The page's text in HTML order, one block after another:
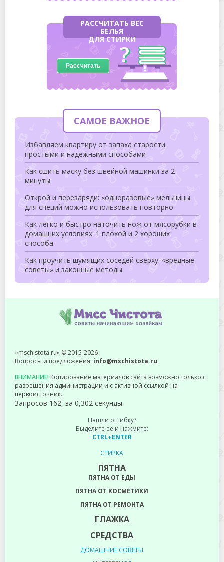
РАССЧИТАТЬ ВЕС
БЕЛЬЯ
ДЛЯ СТИРКИ
Рассчитать
САМОЕ ВАЖНОЕ
Избавляем квартиру от запаха старости
простыми и надежными способами
Как сшить маску без швейной машинки за 2
минуты
Открой и перезаряди: «одноразовые» мельницы
для специй можно использовать повторно
Как легко и быстро наточить нож от мясорубки в
домашних условиях: 1 плохой и 2 хороших
способа
Как проучить шумящих соседей сверху: «вредные
советы» и законные методы
«mschistota.ru» © 2015-2026
Вопросы и предложения: info@mschistota.ru
ВНИМАНИЕ! Копирование материалов сайта возможно только с
разрешения администрации и с активной ссылкой на
первоисточник.
Запросов 162, за 0,302 секунды.
Нашли ошибку?
Выделите ее и нажмите:
CTRL+ENTER
СТИРКА
ПЯТНА
ПЯТНА ОТ ЕДЫ
ПЯТНА ОТ КОСМЕТИКИ
ПЯТНА ОТ РЕМОНТА
ГЛАЖКА
СРЕДСТВА
ДОМАШНИЕ СОВЕТЫ